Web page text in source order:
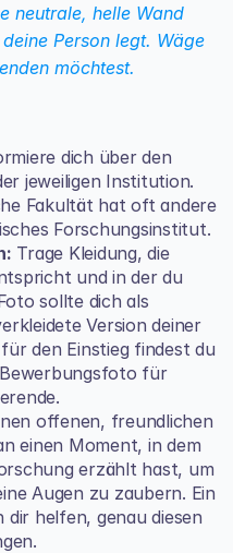
neutrale, helle Wand
Person legt. Wäge
möchtest.
dich über den
jeweiligen Institution.
Fakultät hat oft andere
Forschungsinstitut.
Trage Kleidung, die
und in der du
sollte dich als
Version deiner
den Einstieg findest du
Bewerbungsfoto für
.
offenen, freundlichen
einen Moment, in dem
erzählt hast, um
Augen zu zaubern. Ein
dir helfen, genau diesen